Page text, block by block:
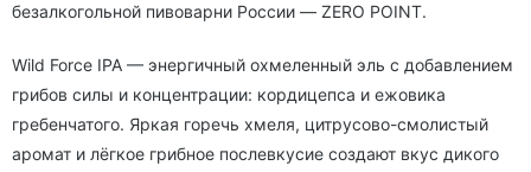
безалкогольной пивоварни России — ZERO POINT.
Wild Force IPA — энергичный охмеленный эль с добавлением
грибов силы и концентрации: кордицепса и ежовика
гребенчатого. Яркая горечь хмеля, цитрусово-смолистый
аромат и лёгкое грибное послевкусие создают вкус дикого